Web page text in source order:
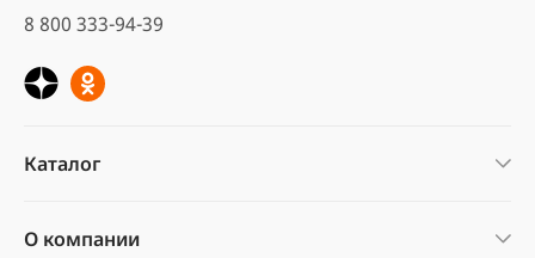
8 800 333-94-39
Каталог
О компании